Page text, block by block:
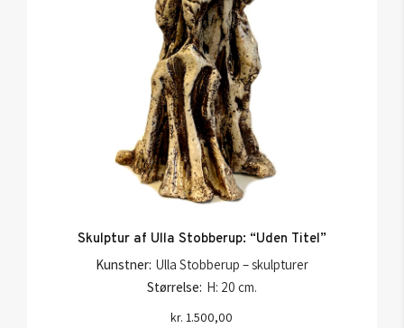
Skulptur af Ulla Stobberup: “Uden Titel”
Kunstner: Ulla Stobberup – skulpturer
Størrelse: H: 20 cm.
kr. 1.500,00